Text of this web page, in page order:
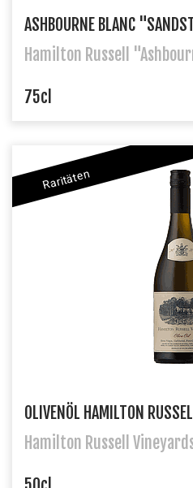
ASHBOURNE BLANC
Hamilton Russell
75cl
Raritäten
OLIVENÖL HAMILTON
Hamilton Russell